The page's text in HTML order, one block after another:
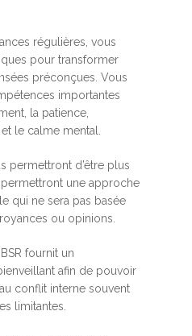
régulières, vous
pour transformer
préconçues. Vous
importantes
la patience,
le calme mental.
permettront d’être plus
une approche
qui ne sera pas basée
ou opinions.
fournit un
afin de pouvoir
conflit interne souvent
limitantes.